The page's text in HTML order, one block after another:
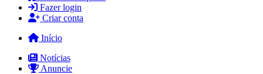
Fazer login
Criar conta
Início
Notícias
Anuncie